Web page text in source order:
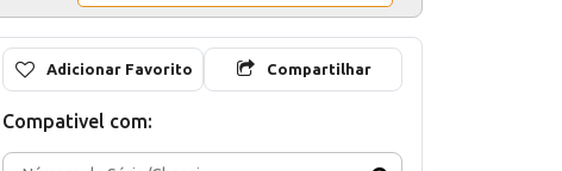
Adicionar Favorito Compartilhar
Compativel com: